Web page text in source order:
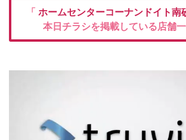
「 ホームセンターコーナンドイト南
本日チラシを掲載している店舗